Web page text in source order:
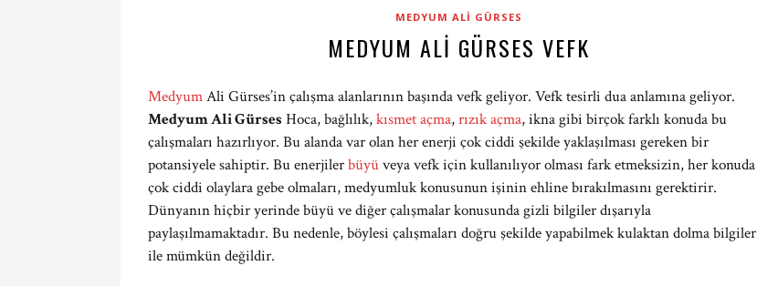
MEDYUM ALI GÜRSES
MEDYUM ALI GÜRSES VEFK
MedyumAli Gürses’in çalışma alanlarının başında vefk geliyor. Vefk tesirli dua anlamına geliyor.
Medyum Ali Gürses Hoca, bağlılık,kısmet açma,rızık açma, ikna gibi birçok farklı konuda bu
çalışmaları hazırlıyor. Bu alanda var olan her enerji çok ciddi şekilde yaklaşılması gereken bir
potansiyele sahiptir. Bu enerjilerbüyüveya vefk için kullanılıyor olması fark etmeksizin, her konuda
çok ciddi olaylara gebe olmaları, medyumluk konusunun işinin ehline bırakılmasını gerektirir.
Dünyanın hiçbir yerinde büyü ve diğer çalışmalar konusunda gizli bilgiler dışarıyla
paylaşılmamaktadır. Bu nedenle, böylesi çalışmaları doğru şekilde yapabilmek kulaktan dolma bilgiler
ile mümkün değildir.